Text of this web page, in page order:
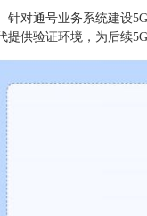
针对通号业务系统建设
提供验证环境，为后续